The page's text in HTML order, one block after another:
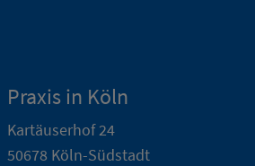
Praxis in Köln
Kartäuserhof 24
50678 Köln-Südstadt